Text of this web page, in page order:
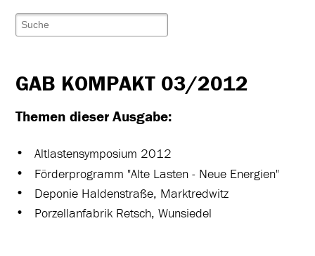
GAB KOMPAKT 03/2012
Themen dieser Ausgabe:
Altlastensymposium 2012
Förderprogramm "Alte Lasten - Neue Energien"
Deponie Haldenstraße, Marktredwitz
Porzellanfabrik Retsch, Wunsiedel